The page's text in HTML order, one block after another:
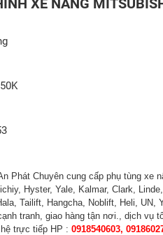
XE NÂNG
Phát Chuyên cung cấp phụ tùng xe
Hyster, Yale, Kalmar, Clark,
Tailift, Hangcha, Noblift, Heli, UN,
tranh, giao hàng tận nơi., dịch vụ
trực tiếp HP : 0918540603,